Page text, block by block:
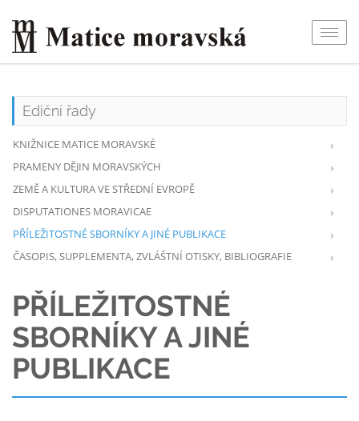
Ediční řady
KNIŽNICE MATICE MORAVSKÉ
PRAMENY DĚJIN MORAVSKÝCH
ZEMĚ A KULTURA VE STŘEDNÍ EVROPĚ
DISPUTATIONES MORAVICAE
PŘÍLEŽITOSTNÉ SBORNÍKY A JINÉ PUBLIKACE
ČASOPIS, SUPPLEMENTA, ZVLÁŠTNÍ OTISKY, BIBLIOGRAFIE
PŘÍLEŽITOSTNÉ
SBORNÍKY A JINÉ
PUBLIKACE